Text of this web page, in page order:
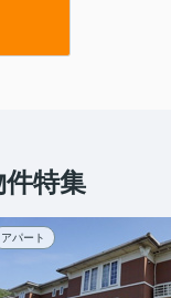
特集
アパート